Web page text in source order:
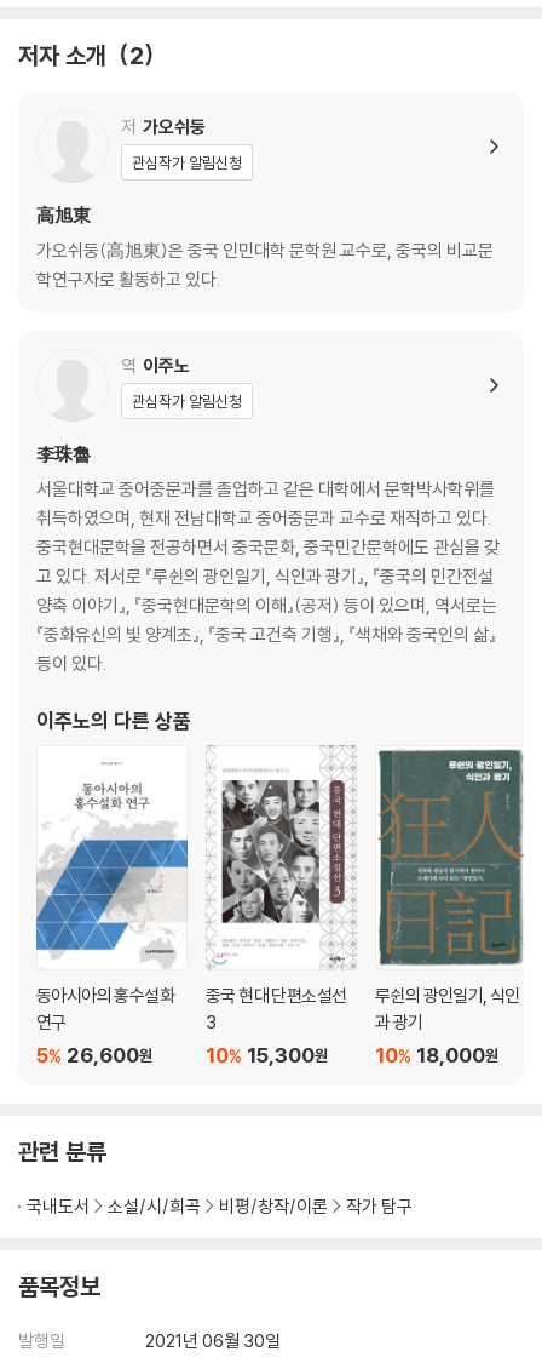
저자 소개 2
저 가오쉬둥
관심작가 알림신청
高旭東
가오쉬둥(高旭東)은 중국 인민대학 문학원 교수로, 중국의 비교문
학연구자로 활동하고 있다.
역 이주노
관심작가 알림신청
李珠魯
서울대학교 중어중문과를 졸업하고 같은 대학에서 문학박사학위를
취득하였으며, 현재 전남대학교 중어중문과 교수로 재직하고 있다.
중국현대문학을 전공하면서 중국문화, 중국민간문학에도 관심을 갖
고 있다. 저서로 『루쉰의 광인일기, 식인과 광기』, 『중국의 민간전설
양축 이야기』, 『중국현대문학의 이해』(공저) 등이 있으며, 역서로는
『중화유신의 빛 양계초』, 『중국 고건축 기행』, 『색채와 중국인의 삶』
등이 있다.
이주노의 다른 상품
동아시아의 홍수설화
연구
26,600원
5%
중국 현대 단편소설선
3
15,300원
10%
루쉰의 광인일기, 식인
과 광기
18,000원
10%
관련 분류
국내도서 소설/시/희곡 비평/창작/이론 작가 탐구
품목정보
발행일
2021년 06월 30일